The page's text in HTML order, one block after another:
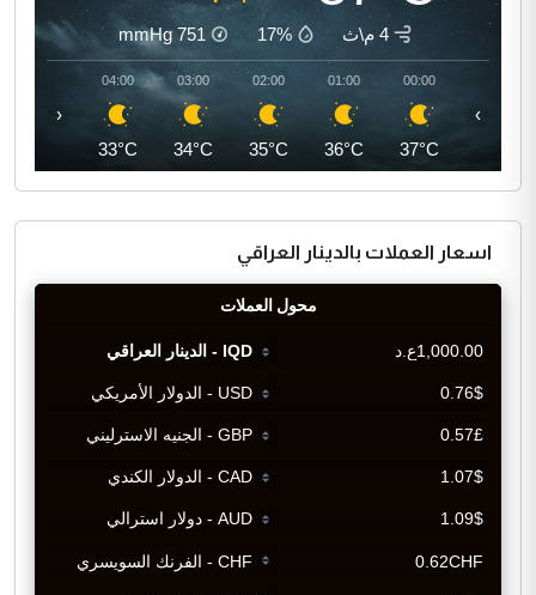
4 م\ث 17%
751
mmHg
00:00
37°C
01:00
36°C
02:00
35°C
03:00
34°C
04:00
33°C
‹ ›
اسعار العملات بالدينار العراقي